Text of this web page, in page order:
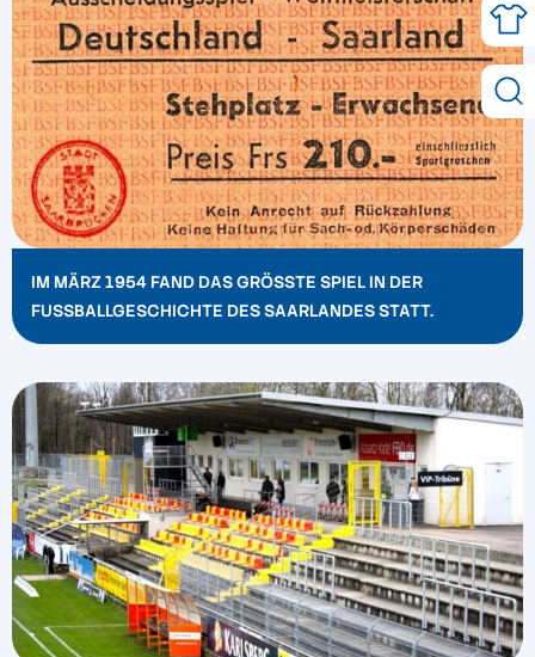
IM MÄRZ 1954 FAND DAS GRÖSSTE SPIEL IN DER F
USSBALLGESCHICHTE DES SAARLANDES STATT.